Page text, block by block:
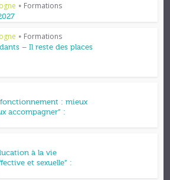
• Formations
• Formations
– Il reste des places
fonctionnement : mieux
accompagner” :
à la vie
et sexuelle” :